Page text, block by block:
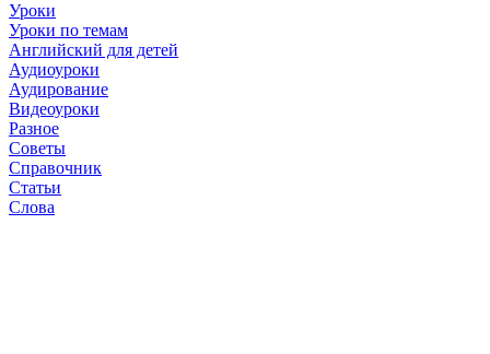
Уроки
Уроки по темам
Английский для детей
Аудиоуроки
Аудирование
Видеоуроки
Разное
Советы
Справочник
Статьи
Слова